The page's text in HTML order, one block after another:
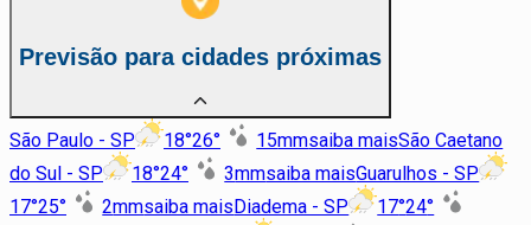
Previsão para cidades próximas
São Paulo - SP 18°26° 15mmsaiba maisSão Caetano
do Sul - SP
18°24° 3mmsaiba maisGuarulhos - SP
17°25° 2mmsaiba mais Diadema - SP 17°24°